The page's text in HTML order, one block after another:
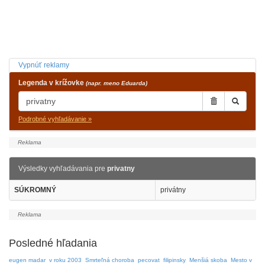
Vypnúť reklamy
Legenda v krížovke (napr. meno Eduarda)
Podrobné vyhľadávanie »
Výsledky vyhľadávania pre privatny
SÚKROMNÝ privátny
Posledné hľadania
eugen madar v roku 2003 Smrteľná choroba pecovat filipinsky Menšiá skoba Mesto v